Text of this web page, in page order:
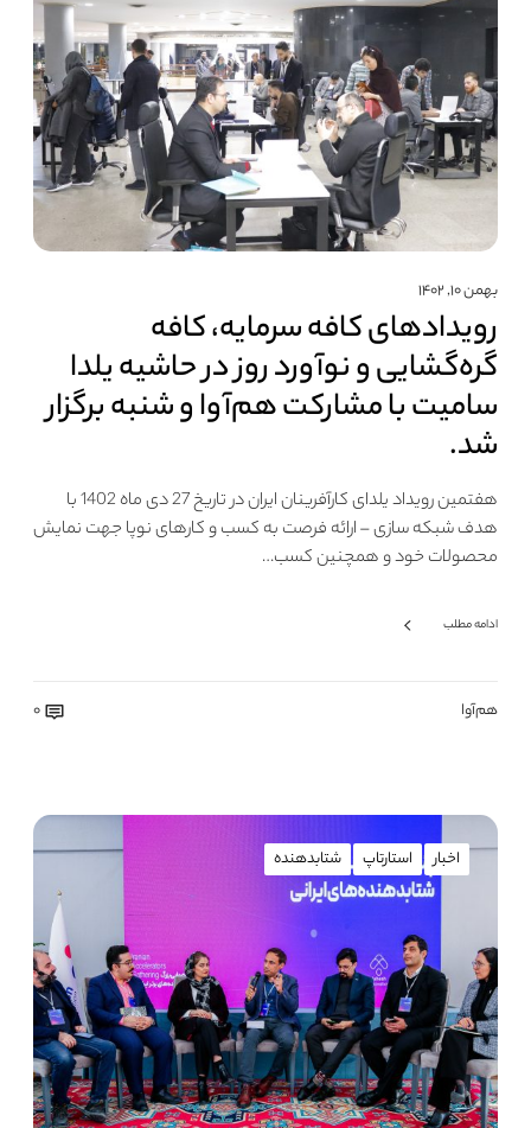
بهمن ۱۰, ۱۴۰۲
رویداد‌های کافه سرمایه، کافه
گره‌گشایی و نوآورد روز در حاشیه یلدا
سامیت با مشارکت هم‌آوا و شنبه برگزار
شد.
هفتمین رویداد یلدای کارآفرینان ایران در تاریخ 27 دی ماه 1402 با
هدف شبکه سازی – ارائه فرصت به کسب و کارهای نوپا جهت نمایش
محصولات خود و همچنین کسب…
ادامه مطلب
هم‌آوا 0
اخبار استارتاپ شتابدهنده